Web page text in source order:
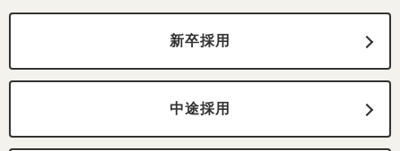
新卒採用
中途採用